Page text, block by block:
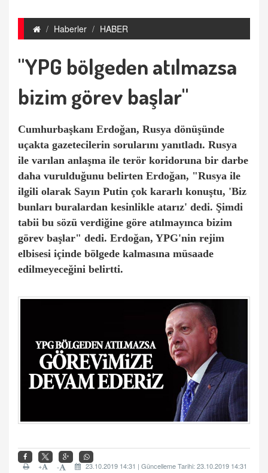
Haberler HABER
"YPG bölgeden atılmazsa
bizim görev başlar"
Cumhurbaşkanı Erdoğan, Rusya dönüşünde
uçakta gazetecilerin sorularını yanıtladı. Rusya
ile varılan anlaşma ile terör koridoruna bir darbe
daha vurulduğunu belirten Erdoğan, "Rusya ile
ilgili olarak Sayın Putin çok kararlı konuştu, 'Biz
bunları buralardan kesinlikle atarız' dedi. Şimdi
tabii bu sözü verdiğine göre atılmayınca bizim
görev başlar" dedi. Erdoğan, YPG'nin rejim
elbisesi içinde bölgede kalmasına müsaade
edilmeyeceğini belirtti.
23.10.2019 14:31 | Güncelleme Tarihi: 23.10.2019 14:31
-
+